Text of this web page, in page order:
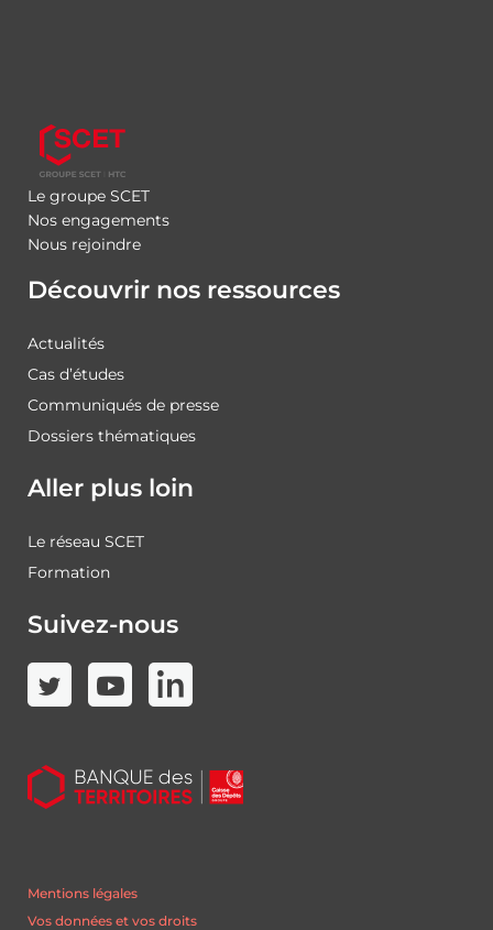
Le groupe SCET
Nos engagements
Nous rejoindre
Découvrir nos ressources
Actualités
Cas d’études
Communiqués de presse
Dossiers thématiques
Aller plus loin
Le réseau SCET
Formation
Suivez-nous
Mentions légales
Vos données et vos droits